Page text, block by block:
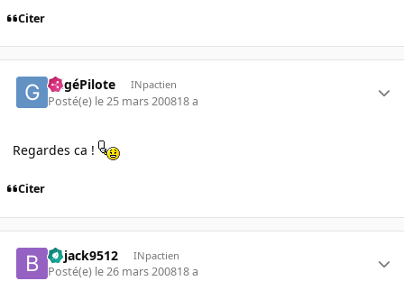
Citer
GégéPilote INpactien
Posté(e) le 25 mars 200818 a
Regardes ca !
Citer
bojack9512 INpactien
Posté(e) le 26 mars 200818 a